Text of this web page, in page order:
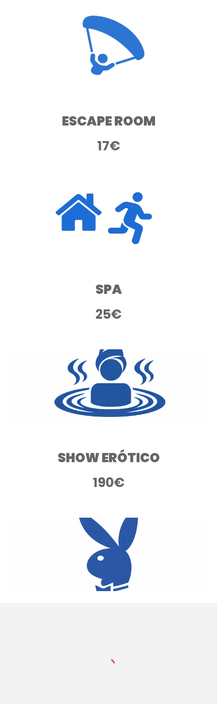
ESCAPE ROOM
17€
SPA
25€
SHOW ERÓTICO
190€